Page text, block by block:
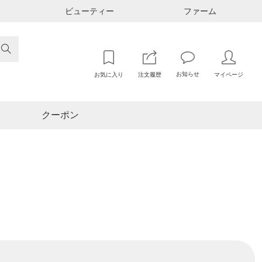
ビューティー ファーム

お気に入り 注文履歴 お知らせ マイページ
クーポン